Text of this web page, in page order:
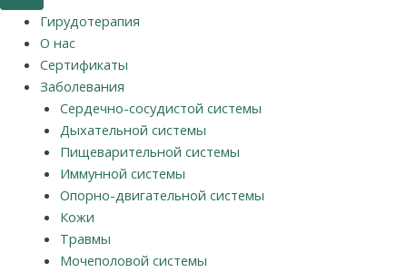
Гирудотерапия
О нас
Сертификаты
Заболевания
Сердечно-сосудистой системы
Дыхательной системы
Пищеварительной системы
Иммунной системы
Опорно-двигательной системы
Кожи
Травмы
Мочеполовой системы